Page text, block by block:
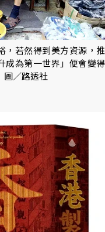
，若然得到美方資源，推
成為第一世界」便會變得
圖／路透社